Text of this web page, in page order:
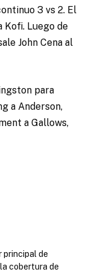
3 vs 2. El
Kofi. Luego de
John Cena al
para
a Anderson,
a Gallows,
principal de
cobertura de